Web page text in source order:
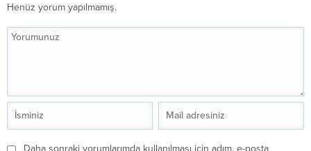
Henüz yorum yapılmamış.
Daha sonraki yorumlarımda kullanılması için adım, e-posta